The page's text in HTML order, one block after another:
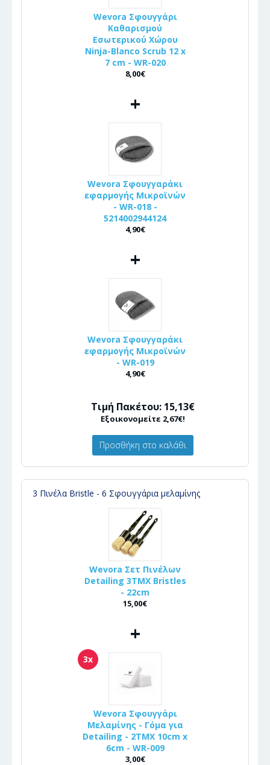
Wevora Σφουγγάρι
Καθαρισμού
Εσωτερικού Χώρου
Ninja-Blanco Scrub 12 x
7 cm - WR-020
8,00€
+
Wevora Σφουγγαράκι
εφαρμογής Μικροϊνών
- WR-018 -
5214002944124
4,90€
+
Wevora Σφουγγαράκι
εφαρμογής Μικροϊνών
- WR-019
4,90€
Τιμή Πακέτου: 15,13€
Εξοικονομείτε 2,67€!
Προσθήκη στο καλάθι
3 Πινέλα Bristle - 6 Σφουγγάρια μελαμίνης
Wevora Σετ Πινέλων
Detailing 3ΤΜΧ Bristles
- 22cm
15,00€
+
3x
Wevora Σφουγγάρι
Μελαμίνης - Γόμα για
Detailing - 2ΤΜΧ 10cm x
6cm - WR-009
3,00€